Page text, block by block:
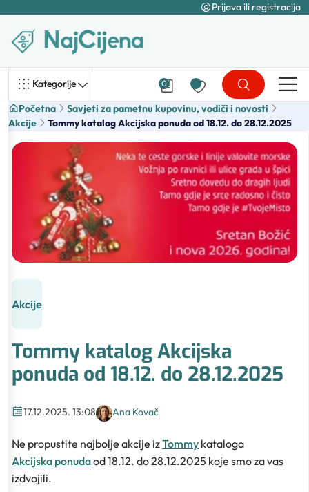
Prijava ili registracija
Kategorije 0
Početna
Savjeti za pametnu kupovinu, vodiči i novosti
Akcije
Tommy katalog Akcijska ponuda od 18.12. do 28.12.2025
Akcije
Tommy katalog Akcijska
ponuda od 18.12. do 28.12.2025
17.12.2025. 13:08 Ana Kovač
Ne propustite najbolje akcije izTommy kataloga
Akcijska ponudaod 18.12. do 28.12.2025 koje smo za vas
izdvojili.